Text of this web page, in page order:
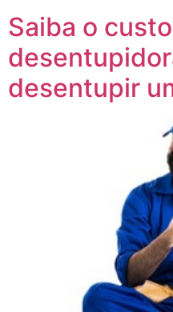
Saiba o
desentupir